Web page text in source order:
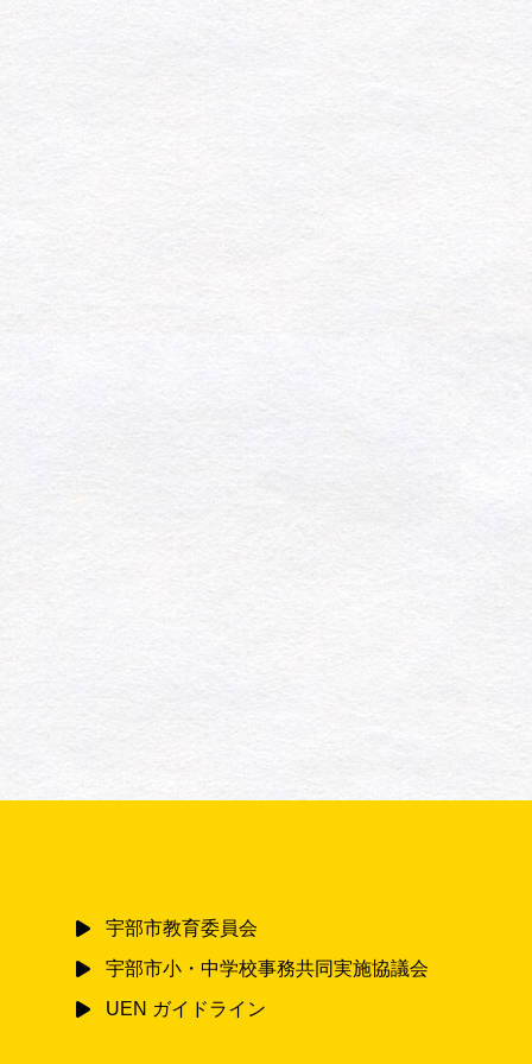
宇部市教育委員会
宇部市小・中学校事務共同実施協議会
UEN ガイドライン